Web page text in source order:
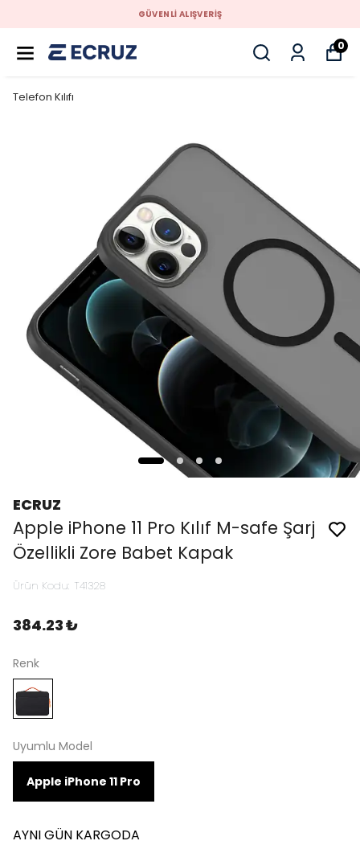
GÜVENLİ ALIŞVERİŞ
0
Telefon Kılıfı
ECRUZ
Apple iPhone 11 Pro Kılıf M-safe Şarj
Özellikli Zore Babet Kapak
Ürün Kodu: T41328
384.23 ₺
Renk
Uyumlu Model
Apple iPhone 11 Pro
AYNI GÜN KARGODA